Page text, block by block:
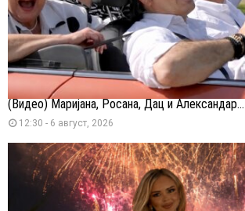
(Видео) Маријана, Росана, Дац и Александар...
12:30 - 6 август, 2026